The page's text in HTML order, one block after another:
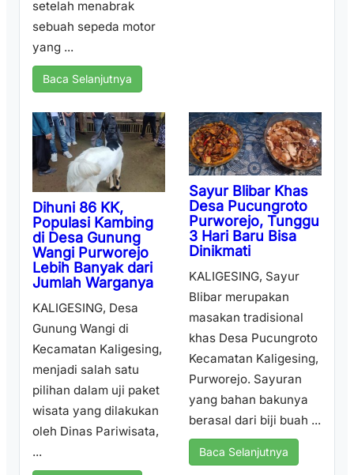
setelah menabrak
sebuah sepeda motor
yang ...
Baca Selanjutnya
Dihuni 86 KK,
Populasi Kambing
di Desa Gunung
Wangi Purworejo
Lebih Banyak dari
Jumlah Warganya
KALIGESING, Desa
Gunung Wangi di
Kecamatan Kaligesing,
menjadi salah satu
pilihan dalam uji paket
wisata yang dilakukan
oleh Dinas Pariwisata,
...
Sayur Blibar Khas
Desa Pucungroto
Purworejo, Tunggu
3 Hari Baru Bisa
Dinikmati
KALIGESING, Sayur
Blibar merupakan
masakan tradisional
khas Desa Pucungroto
Kecamatan Kaligesing,
Purworejo. Sayuran
yang bahan bakunya
berasal dari biji buah ...
Baca Selanjutnya